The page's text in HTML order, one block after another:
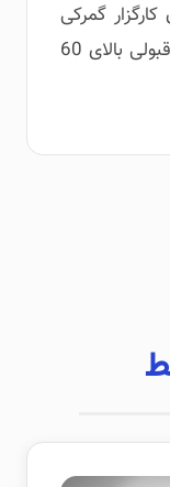
گمرکی
در سالهای 1401، 1402 و 1403با قبولی بالای 60